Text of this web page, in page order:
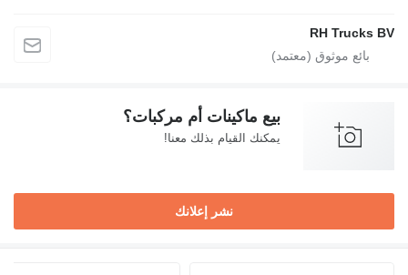
RH Trucks BV
بيع ماكينات أم مركبات؟
يمكنك القيام بذلك معنا!
نشر إعلانك